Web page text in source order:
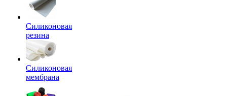
Силиконовая
резина
Силиконовая
мембрана